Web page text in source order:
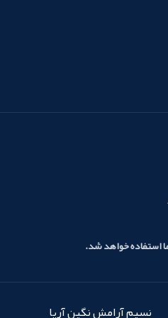
استفاده خواهد شد.
نسیم آرامش نگین آریا